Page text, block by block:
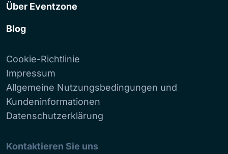
Über Eventzone
Blog
Cookie-Richtlinie
Impressum
Allgemeine Nutzungsbedingungen und
Kundeninformationen
Datenschutzerklärung
Kontaktieren Sie uns